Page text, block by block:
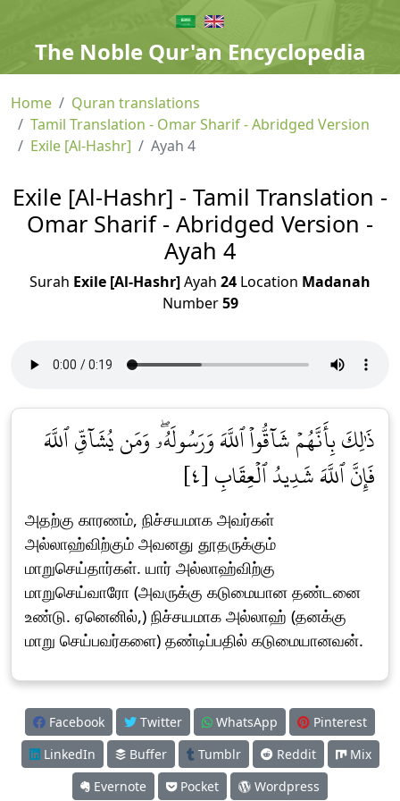
The Noble Qur'an Encyclopedia
Home
Quran translations
Tamil Translation - Omar Sharif - Abridged Version
Exile [Al-Hashr]
Ayah 4
Exile [Al-Hashr] - Tamil Translation -
Omar Sharif - Abridged Version -
Ayah 4
Surah Exile [Al-Hashr]Ayah 24 Location Madanah
Number59
ذَٰلِكَ بِأَنَّهُمۡ شَآقُّواْ ٱللَّهَ وَرَسُولَهُۥۖ وَمَن يُشَآقِّ ٱللَّهَ
فَإِنَّ ٱللَّهَ شَدِيدُ ٱلۡعِقَابِ [٤]
அதற்கு காரணம், நிச்சயமாக அவர்கள்
அல்லாஹ்விற்கும் அவனது தூதருக்கும்
மாறுசெய்தார்கள். யார் அல்லாஹ்விற்கு
மாறுசெய்வாரோ (அவருக்கு கடுமையான தண்டனை
உண்டு. ஏனெனில்,) நிச்சயமாக அல்லாஹ் (தனக்கு
மாறு செய்பவர்களை) தண்டிப்பதில் கடுமையானவன்.
Facebook Twitter WhatsApp
Pinterest
LinkedIn
Buffer Tumblr Reddit
Mix
Evernote
Pocket Wordpress